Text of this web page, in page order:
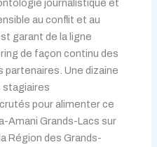
journalistique et
au conflit et au
garant de la ligne
de façon continu des
Une dizaine
stagiaires
pour alimenter ce
Amani Grands-Lacs sur
Région des Grands-